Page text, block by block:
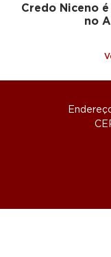
Credo Niceno
no